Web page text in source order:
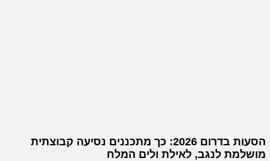
הסעות בדרום 2026: כך מתכננים נסיעה קבוצתית
מושלמת לנגב, לאילת ולים המלח